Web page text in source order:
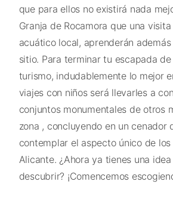
que para ellos no existirá nada
Granja de Rocamora que una
acuático local, aprenderán
sitio. Para terminar tu escapada
turismo, indudablemente lo mejor
viajes con niños será llevarles a
conjuntos monumentales de otros
zona , concluyendo en un cenador
contemplar el aspecto único de
Alicante. ¿Ahora ya tienes una
descubrir? ¡Comencemos